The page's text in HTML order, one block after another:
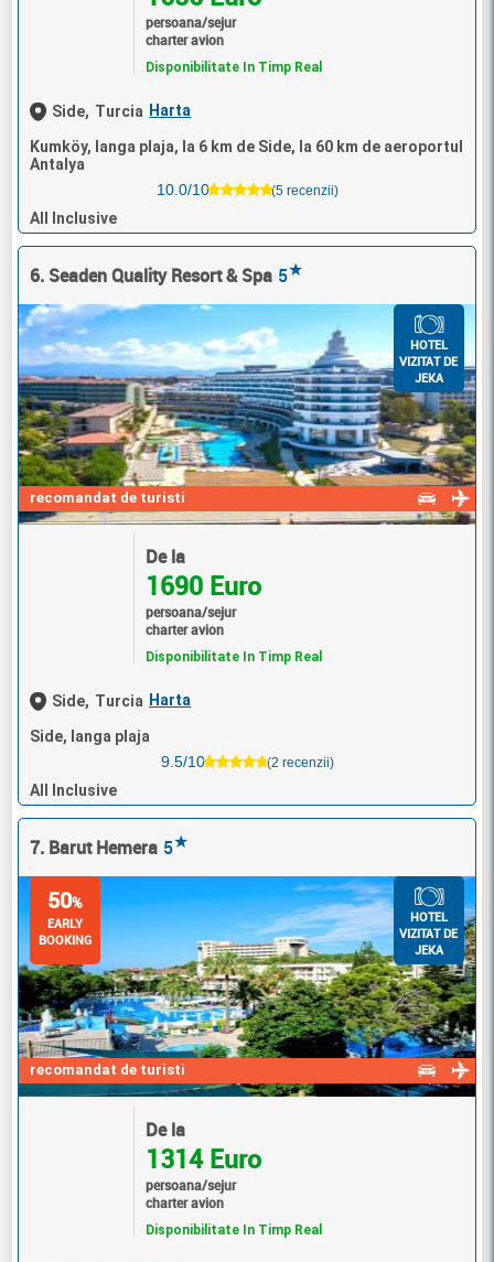
persoana/sejur
charter avion
Disponibilitate In Timp Real
Side, Turcia Harta
Kumköy, langa plaja, la 6 km de Side, la 60 km de aeroportul
Antalya
10.0/10
(5 recenzii)
All Inclusive
6. Seaden Quality Resort & Spa 5★
recomandat de turisti
HOTEL
VIZITAT DE
JEKA
De la
1690 Euro
persoana/sejur
charter avion
Disponibilitate In Timp Real
Side, Turcia Harta
Side, langa plaja
9.5/10
(2 recenzii)
All Inclusive
7. Barut Hemera 5★
recomandat de turisti
50%
EARLY
BOOKING
HOTEL
VIZITAT DE
JEKA
De la
1314 Euro
persoana/sejur
charter avion
Disponibilitate In Timp Real